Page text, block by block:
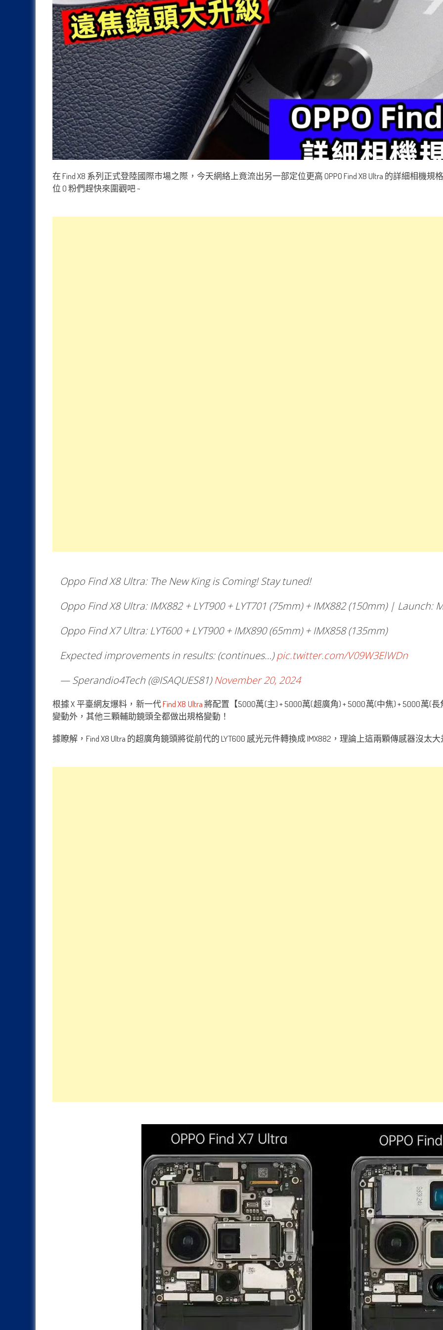
在 Find X8 系列正式登陸國際市場之際，今天網絡上竟流出另一部定位更高 OPPO Find X8 Ultra 的詳細相機
位 O 粉們趕快來圍觀吧 ~
Oppo Find X8 Ultra: The New King is Coming! Stay tuned!
Oppo Find X8 Ultra: IMX882 + LYT900 + LYT701 (75mm) + IMX882 (150mm) | Launch:
Oppo Find X7 Ultra: LYT600 + LYT900 + IMX890 (65mm) + IMX858 (135mm)
Expected improvements in results: (continues…)pic.twitter.com/V09W3ElWDn
— Sperandio4Tech (@ISAQUES81)November 20, 2024
根據 X 平臺網友爆料，新一代Find X8 Ultra將配置【5000萬(主) + 5000萬(超廣角) + 5000萬(中焦) + 5000萬
變動外，其他三顆輔助鏡頭全都做出規格變動！
據瞭解，Find X8 Ultra 的超廣角鏡頭將從前代的 LYT600 感光元件轉換成 IMX882，理論上這兩顆傳感器沒太